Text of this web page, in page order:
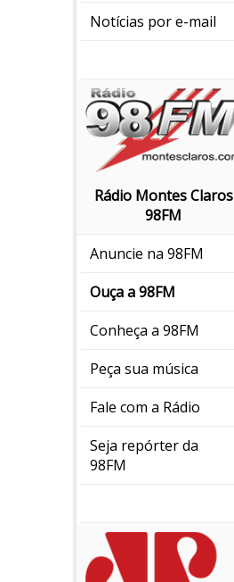
Notícias por e-mail
Rádio Montes Claros
98FM
Anuncie na 98FM
Ouça a 98FM
Conheça a 98FM
Peça sua música
Fale com a Rádio
Seja repórter da
98FM